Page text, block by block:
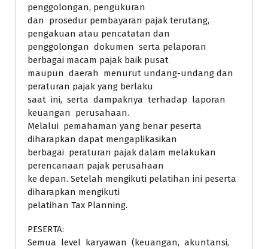
penggolongan, pengukuran
dan prosedur pembayaran pajak terutang,
pengakuan atau pencatatan dan
penggolongan dokumen serta pelaporan
berbagai macam pajak baik pusat
maupun daerah menurut undang-undang dan
peraturan pajak yang berlaku
saat ini, serta dampaknya terhadap laporan
keuangan perusahaan.
Melalui pemahaman yang benar peserta
diharapkan dapat mengaplikasikan
berbagai peraturan pajak dalam melakukan
perencanaan pajak perusahaan
ke depan. Setelah mengikuti pelatihan ini peserta
diharapkan mengikuti
pelatihan Tax Planning.
PESERTA:
Semua level karyawan (keuangan, akuntansi,